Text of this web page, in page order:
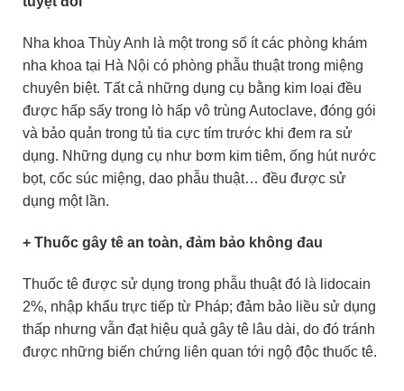
Nha khoa Thùy Anh là một trong số ít các phòng khám
nha khoa tại Hà Nội có phòng phẫu thuật trong miệng
chuyên biệt. Tất cả những dụng cụ bằng kim loại đều
được hấp sấy trong lò hấp vô trùng Autoclave, đóng gói
và bảo quản trong tủ tia cực tím trước khi đem ra sử
dụng. Những dụng cụ như bơm kim tiêm, ống hút nước
bọt, cốc súc miệng, dao phẫu thuật… đều được sử
dụng một lần.
+ Thuốc gây tê an toàn, đảm bảo không đau
Thuốc tê được sử dụng trong phẫu thuật đó là lidocain
2%, nhập khẩu trực tiếp từ Pháp; đảm bảo liều sử dụng
thấp nhưng vẫn đạt hiệu quả gây tê lâu dài, do đó tránh
được những biến chứng liên quan tới ngộ độc thuốc tê.